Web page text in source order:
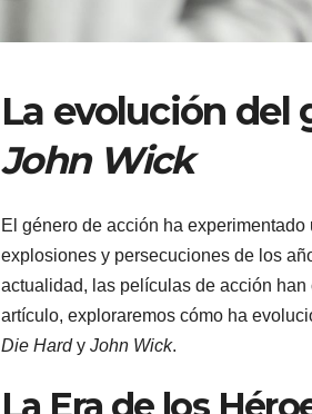
La evolución del
John Wick
El género de acción ha
explosiones y persecuciones de los
actualidad, las películas de acción
artículo, exploraremos cómo ha
Die Hardy John Wick.
La Era de los